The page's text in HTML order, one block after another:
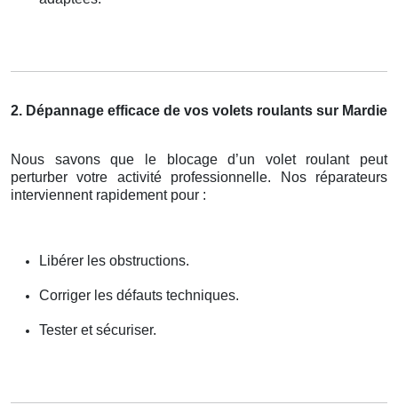
2. Dépannage efficace de vos volets roulants sur Mardie
Nous savons que le blocage d’un volet roulant peut
perturber votre activité professionnelle. Nos réparateurs
interviennent rapidement pour :
Libérer les obstructions.
Corriger les défauts techniques.
Tester et sécuriser.